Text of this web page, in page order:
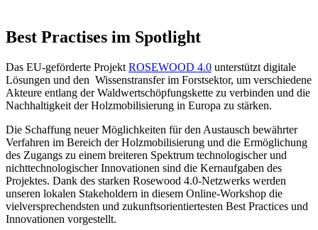
Best Practises im Spotlight
Das EU-geförderte Projekt ROSEWOOD 4.0 unterstützt digitale
Lösungen und den Wissenstransfer im Forstsektor, um verschiedene
Akteure entlang der Waldwertschöpfungskette zu verbinden und die
Nachhaltigkeit der Holzmobilisierung in Europa zu stärken.
Die Schaffung neuer Möglichkeiten für den Austausch bewährter
Verfahren im Bereich der Holzmobilisierung und die Ermöglichung
des Zugangs zu einem breiteren Spektrum technologischer und
nichttechnologischer Innovationen sind die Kernaufgaben des
Projektes. Dank des starken Rosewood 4.0-Netzwerks werden
unseren lokalen Stakeholdern in diesem Online-Workshop die
vielversprechendsten und zukunftsorientiertesten Best Practices und
Innovationen vorgestellt.